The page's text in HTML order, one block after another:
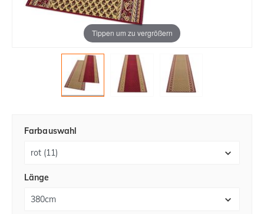
Tippen um zu vergrößern
Farbauswahl
Länge